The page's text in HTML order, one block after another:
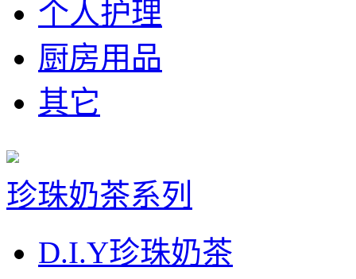
个人护理
厨房用品
其它
珍珠奶茶系列
D.I.Y珍珠奶茶